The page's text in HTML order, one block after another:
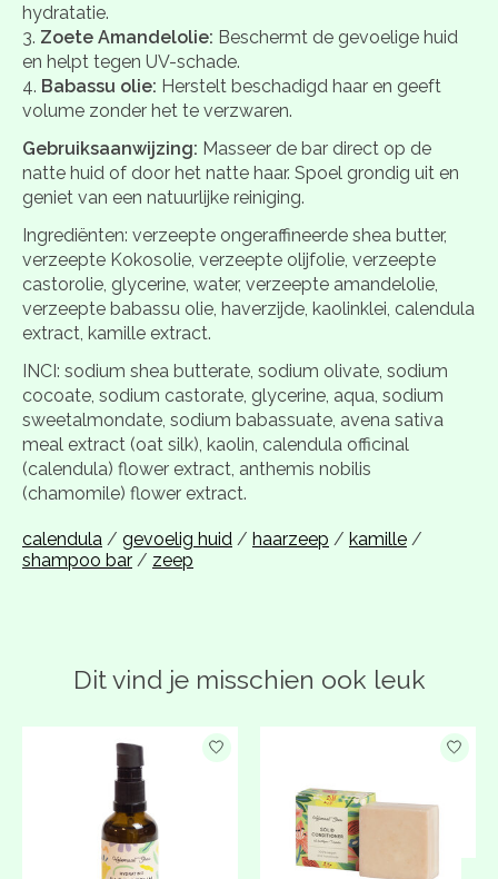
hydratatie.
Zoete Amandelolie: Beschermt de gevoelige huid
en helpt tegen UV-schade.
Babassu olie: Herstelt beschadigd haar en geeft
volume zonder het te verzwaren.
Gebruiksaanwijzing: Masseer de bar direct op de
natte huid of door het natte haar. Spoel grondig uit en
geniet van een natuurlijke reiniging.
Ingrediënten: verzeepte ongeraffineerde shea butter,
verzeepte Kokosolie, verzeepte olijfolie, verzeepte
castorolie, glycerine, water, verzeepte amandelolie,
verzeepte babassu olie, haverzijde, kaolinklei, calendula
extract, kamille extract.
INCI: sodium shea butterate, sodium olivate, sodium
cocoate, sodium castorate, glycerine, aqua, sodium
sweetalmondate, sodium babassuate, avena sativa
meal extract (oat silk), kaolin, calendula officinal
(calendula) flower extract, anthemis nobilis
(chamomile) flower extract.
calendula / gevoelig huid / haarzeep / kamille /
shampoo bar / zeep
Dit vind je misschien ook leuk
Items van productcarrousel